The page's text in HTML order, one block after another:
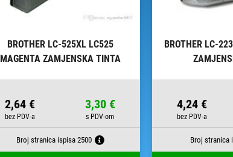
BROTHER LC-525XL LC525
MAGENTA ZAMJENSKA TINTA
2,64 € 3,30 €
Broj stranica ispisa 2500
BROTHER LC-
4,24 €
Broj stranica